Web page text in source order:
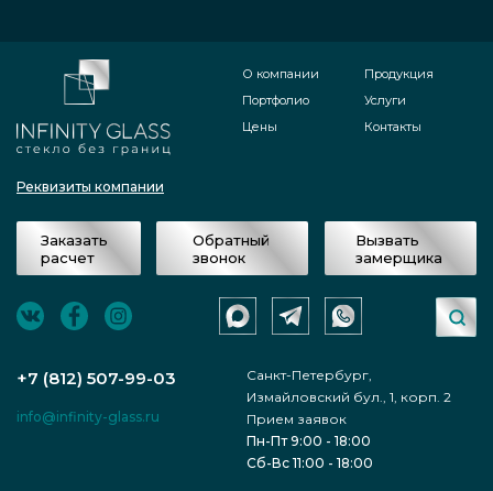
Реквизиты компании
О компании
Портфолио
Цены
Продукция
Услуги
Контакты
Заказать
расчет
Обратный
звонок
Вызвать
замерщика
+7 (812) 507-99-03
Санкт-Петербург,
Измайловский бул., 1, корп. 2
info@infinity-glass.ru
Прием заявок
Пн-Пт 9:00 - 18:00
Сб-Вс 11:00 - 18:00